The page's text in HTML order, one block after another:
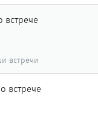
встрече
встречи
встрече